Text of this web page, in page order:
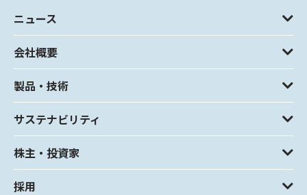
ニュース
会社概要
製品・技術
サステナビリティ
株主・投資家
採用